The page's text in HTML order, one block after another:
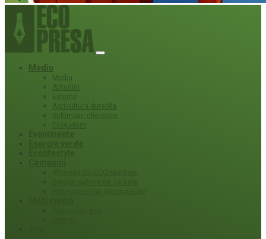
Mediu
Mediu
Atitudini
Externe
Agricultura durabila
Schimbari climatice
Ecoturism